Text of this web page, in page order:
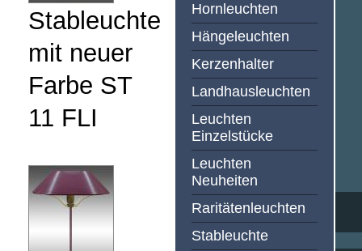
Stableuchte
mit neuer
Farbe ST
11 FLI
Hornleuchten
Hängeleuchten
Kerzenhalter
Landhausleuchten
Leuchten
Einzelstücke
Leuchten
Neuheiten
Raritätenleuchten
Stableuchte